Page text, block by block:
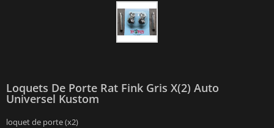
Loquets De Porte Rat Fink Gris X(2) Auto
Universel Kustom
loquet de porte (x2)